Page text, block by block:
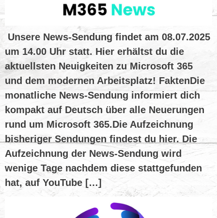
Unsere News-Sendung findet am 08.07.2025
um 14.00 Uhr statt. Hier erhältst du die
aktuellsten Neuigkeiten zu Microsoft 365
und dem modernen Arbeitsplatz! FaktenDie
monatliche News-Sendung informiert dich
kompakt auf Deutsch über alle Neuerungen
rund um Microsoft 365.Die Aufzeichnung
bisheriger Sendungen findest du hier. Die
Aufzeichnung der News-Sendung wird
wenige Tage nachdem diese stattgefunden
hat, auf YouTube […]